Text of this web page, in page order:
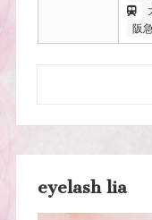
阪
eyelash lia